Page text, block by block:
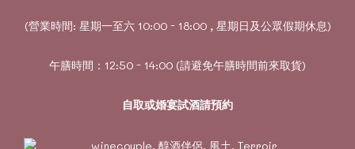
(營業時間: 星期一至六 10:00 - 18:00 , 星期日及公眾假期休息)
午膳時間：12:50 - 14:00 (請避免午膳時間前來取貨)
自取或婚宴試酒請預約